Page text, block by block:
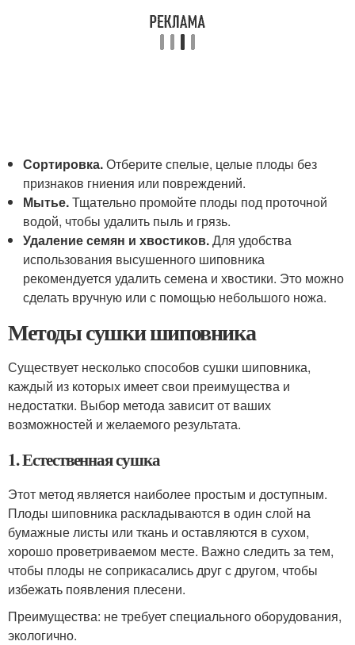
Сортировка.Отберите спелые, целые плоды без
признаков гниения или повреждений.
Мытье.Тщательно промойте плоды под проточной
водой, чтобы удалить пыль и грязь.
Удаление семян и хвостиков.Для удобства
использования высушенного шиповника
рекомендуется удалить семена и хвостики. Это можно
сделать вручную или с помощью небольшого ножа.
Методы сушки шиповника
Существует несколько способов сушки шиповника,
каждый из которых имеет свои преимущества и
недостатки. Выбор метода зависит от ваших
возможностей и желаемого результата.
1. Естественная сушка
Этот метод является наиболее простым и доступным.
Плоды шиповника раскладываются в один слой на
бумажные листы или ткань и оставляются в сухом,
хорошо проветриваемом месте. Важно следить за тем,
чтобы плоды не соприкасались друг с другом, чтобы
избежать появления плесени.
Преимущества: не требует специального оборудования,
экологично.